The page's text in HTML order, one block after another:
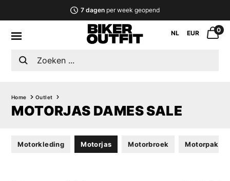
7 dagenper week geopend
NL EUR 0
Home Outlet
MOTORJAS DAMES SALE
Motorkleding Motorjas Motorbroek Motorpak